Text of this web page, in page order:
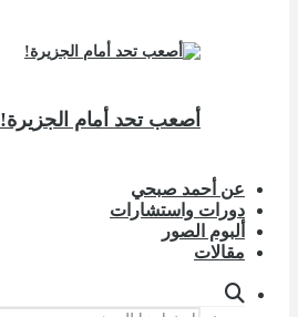
أصعب تحد أمام الجزيرة!
عن أحمد صبحي
دورات واستشارات
ألبوم الصور
مقالات